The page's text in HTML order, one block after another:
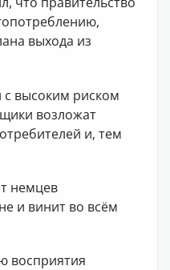
выхода из
с высоким риском
возложат
и, тем
немцев
и винит во всём
восприятия